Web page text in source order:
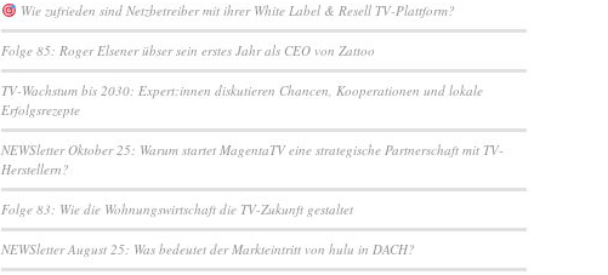
Wie zufrieden sind Netzbetreiber mit ihrer White Label & Resell TV-Plattform?
Folge 85: Roger Elsener übser sein erstes Jahr als CEO von Zattoo
TV-Wachstum bis 2030: Expert:innen diskutieren Chancen, Kooperationen und lokale
Erfolgsrezepte
NEWSletter Oktober 25: Warum startet MagentaTV eine strategische Partnerschaft mit TV-
Herstellern?
Folge 83: Wie die Wohnungswirtschaft die TV-Zukunft gestaltet
NEWSletter August 25: Was bedeutet der Markteintritt von hulu in DACH?